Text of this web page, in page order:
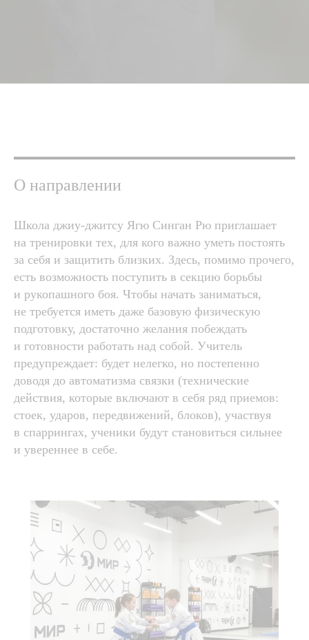
О направлении
Школа джиу-джитсу Ягю Синган Рю приглашает
на тренировки тех, для кого важно уметь постоять
за себя и защитить близких. Здесь, помимо прочего,
есть возможность поступить в секцию борьбы
и рукопашного боя. Чтобы начать заниматься,
не требуется иметь даже базовую физическую
подготовку, достаточно желания побеждать
и готовности работать над собой. Учитель
предупреждает: будет нелегко, но постепенно
доводя до автоматизма связки (технические
действия, которые включают в себя ряд приемов:
стоек, ударов, передвижений, блоков), участвуя
в спаррингах, ученики будут становиться сильнее
и увереннее в себе.